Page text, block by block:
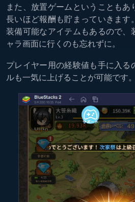
また、放置ゲームということも
長いほど報酬も貯まっていきます
装備可能なアイテムもあるので、
ャラ画面に行くのも忘れずに。
プレイヤー用の経験値も手に入る
ルも一気に上げることが可能です。